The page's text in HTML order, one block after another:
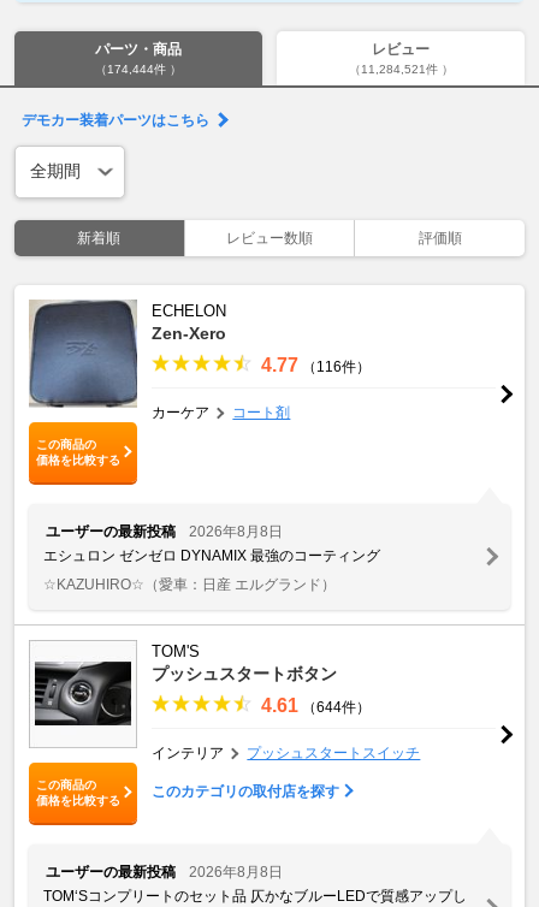
パーツ・商品
（174,444件 ）
レビュー
（11,284,521件 ）
デモカー装着パーツはこちら
新着順 レビュー数順 評価順
この商品の
価格を比較する
ECHELON
Zen-Xero
4.77 （116件）
カーケア コート剤
ユーザーの最新投稿
2026年8月8日
エシュロン ゼンゼロ DYNAMIX 最強のコーティング
☆KAZUHIRO☆ （愛車：日産 エルグランド）
この商品の
価格を比較する
TOM'S
プッシュスタートボタン
4.61 （644件）
インテリア プッシュスタートスイッチ
このカテゴリの取付店を探す
ユーザーの最新投稿
2026年8月8日
TOM‘Sコンプリートのセット品 仄かなブルーLEDで質感アップし